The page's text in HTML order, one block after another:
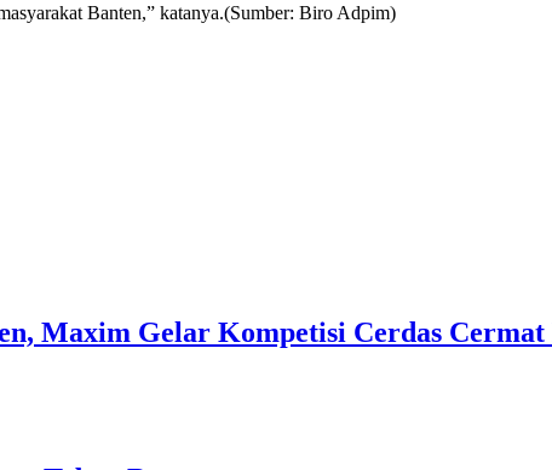
Banten,” katanya.(Sumber: Biro Adpim)
Maxim Gelar Kompetisi Cerdas